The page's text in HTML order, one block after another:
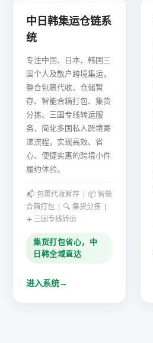
中日韩集运仓链系
统
专注中国、日本、韩国三
国个人及散户跨境集运，
整合包裹代收、仓储暂
存、智能合箱打包、集货
分拣、三国专线转运服
务，简化多国私人跨境寄
递流程，实现高效、省
心、便捷实惠的跨境小件
履约体验。
📬 包裹代收暂存 | 📦 智能
合箱打包 | 🔍 集货分拣 |
✈️ 三国专线转运
集货打包省心，中
日韩全域直达
进入系统→